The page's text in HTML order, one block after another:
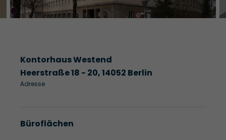
Kontorhaus Westend
Heerstraße 18 - 20, 14052 Berlin
Adresse
Büroflächen